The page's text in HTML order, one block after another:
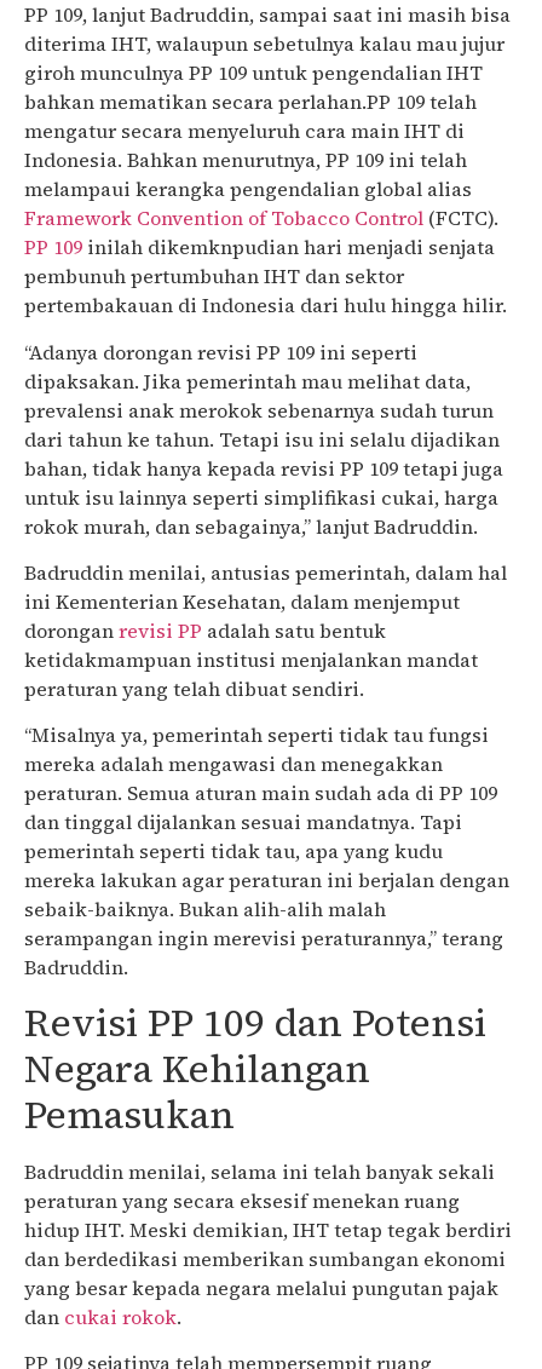
PP 109, lanjut Badruddin, sampai saat ini masih bisa
diterima IHT, walaupun sebetulnya kalau mau jujur
giroh munculnya PP 109 untuk pengendalian IHT
bahkan mematikan secara perlahan.PP 109 telah
mengatur secara menyeluruh cara main IHT di
Indonesia. Bahkan menurutnya, PP 109 ini telah
melampaui kerangka pengendalian global alias
Framework Convention of Tobacco Control (FCTC).
PP 109 inilah dikemknpudian hari menjadi senjata
pembunuh pertumbuhan IHT dan sektor
pertembakauan di Indonesia dari hulu hingga hilir.
“Adanya dorongan revisi PP 109 ini seperti
dipaksakan. Jika pemerintah mau melihat data,
prevalensi anak merokok sebenarnya sudah turun
dari tahun ke tahun. Tetapi isu ini selalu dijadikan
bahan, tidak hanya kepada revisi PP 109 tetapi juga
untuk isu lainnya seperti simplifikasi cukai, harga
rokok murah, dan sebagainya,” lanjut Badruddin.
Badruddin menilai, antusias pemerintah, dalam hal
ini Kementerian Kesehatan, dalam menjemput
doronganrevisi PP adalah satu bentuk
ketidakmampuan institusi menjalankan mandat
peraturan yang telah dibuat sendiri.
“Misalnya ya, pemerintah seperti tidak tau fungsi
mereka adalah mengawasi dan menegakkan
peraturan. Semua aturan main sudah ada di PP 109
dan tinggal dijalankan sesuai mandatnya. Tapi
pemerintah seperti tidak tau, apa yang kudu
mereka lakukan agar peraturan ini berjalan dengan
sebaik-baiknya. Bukan alih-alih malah
serampangan ingin merevisi peraturannya,” terang
Badruddin.
Revisi PP 109 dan Potensi
Negara Kehilangan
Pemasukan
Badruddin menilai, selama ini telah banyak sekali
peraturan yang secara eksesif menekan ruang
hidup IHT. Meski demikian, IHT tetap tegak berdiri
dan berdedikasi memberikan sumbangan ekonomi
yang besar kepada negara melalui pungutan pajak
dan cukai rokok.
PP 109 sejatinya telah mempersempit ruang